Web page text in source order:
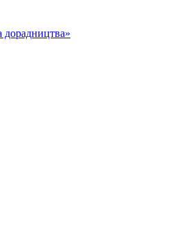
дорадництва»